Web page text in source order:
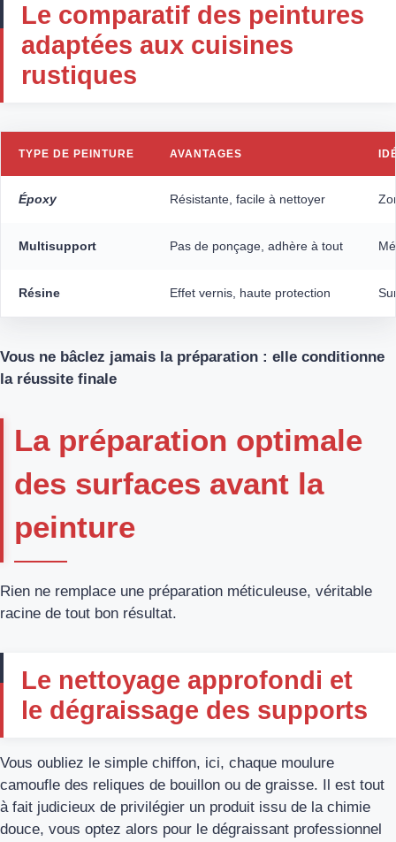
Le comparatif des peintures
adaptées aux cuisines
rustiques
TYPE DE PEINTURE AVANTAGES
Époxy Résistante, facile à nettoyer
Multisupport Pas de ponçage, adhère à tout
Résine Effet vernis, haute protection
Vous ne bâclez jamais la préparation : elle conditionne
la réussite finale
La préparation optimale
des surfaces avant la
peinture
Rien ne remplace une préparation méticuleuse, véritable
racine de tout bon résultat.
Le nettoyage approfondi et
le dégraissage des supports
Vous oubliez le simple chiffon, ici, chaque moulure
camoufle des reliques de bouillon ou de graisse. Il est tout
à fait judicieux de privilégier un produit issu de la chimie
douce, vous optez alors pour le dégraissant professionnel